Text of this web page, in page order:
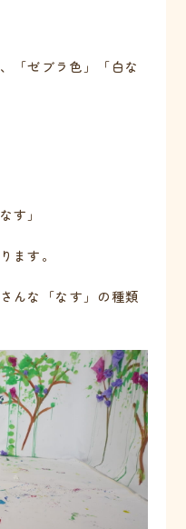
「ゼブラ色」「白な
す」
ます。
んな「なす」の種類